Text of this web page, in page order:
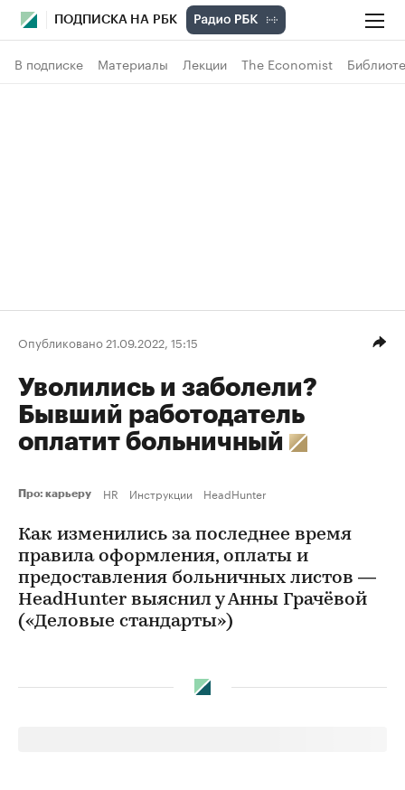
ПОДПИСКА НА РБК
В подписке Материалы Лекции The Economist
Опубликовано 21.09.2022, 15:15
Уволились и заболели?
Бывший работодатель
оплатит больничный
Про: карьеру HR Инструкции HeadHunter
Как изменились за последнее время
правила оформления, оплаты и
предоставления больничных листов —
HeadHunter выяснил у Анны Грачёвой
(«Деловые стандарты»)